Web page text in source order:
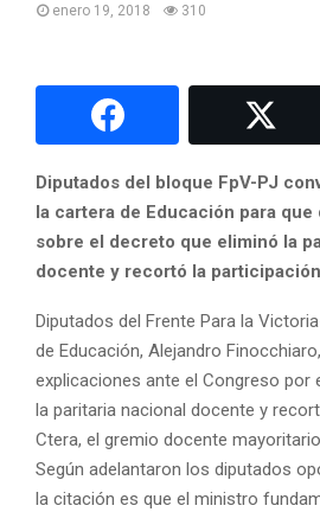
enero 19, 2018 310
Diputados del bloque FpV-PJ
la cartera de Educación para
sobre el decreto que eliminó la
docente y recortó la
Diputados del Frente Para la
de Educación, Alejandro
explicaciones ante el Congreso por
la paritaria nacional docente y
Ctera, el gremio docente
Según adelantaron los diputados
la citación es que el ministro